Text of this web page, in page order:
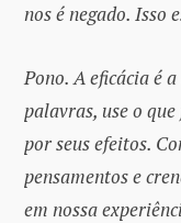
nos é negado. Isso
Pono. A eficácia é
palavras, use o
por seus efeitos.
pensamentos e
em nossa